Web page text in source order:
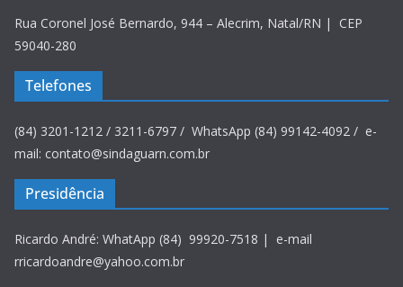
Rua Coronel José Bernardo, 944 – Alecrim, Natal/RN | CEP
59040-280
Telefones
(84) 3201-1212 / 3211-6797 / WhatsApp (84) 99142-4092 / e-
mail: contato@sindaguarn.com.br
Presidência
Ricardo André: WhatApp (84) 99920-7518 | e-mail
rricardoandre@yahoo.com.br